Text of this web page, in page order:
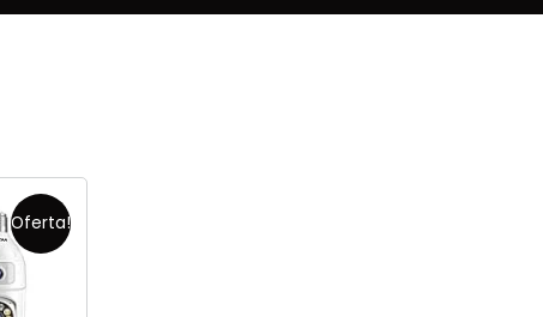
Oferta!